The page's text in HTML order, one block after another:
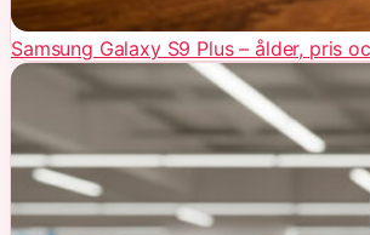
Samsung Galaxy S9 Plus – ålder, pris